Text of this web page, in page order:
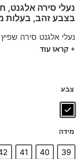
נעלי סירה אלגנט,
בצבע זהב, בעלות
נעלי אלגנט סירה
מתאים כנעלי חתן,
+ קראו עוד
צבע
מידה
39
40
41